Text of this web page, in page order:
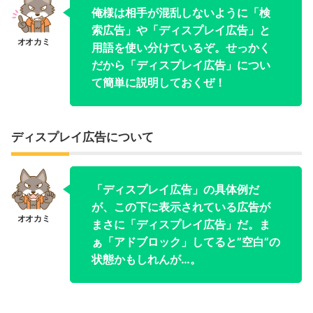
俺様は相手が混乱しないように「検
索広告」や「ディスプレイ広告」と
用語を使い分けているぞ。せっかく
だから「ディスプレイ広告」につい
て簡単に説明しておくぜ！
ディスプレイ広告について
「ディスプレイ広告」の具体例だ
が、この下に表示されている広告が
まさに「ディスプレイ広告」だ。ま
ぁ「アドブロック」してると”空白”の
状態かもしれんが…。